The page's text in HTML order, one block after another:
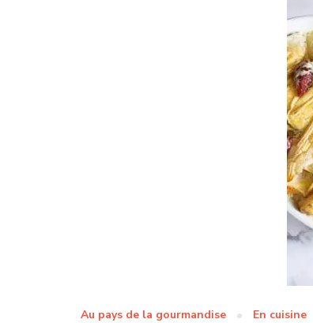
Au pays de la gourmandise En cuisine